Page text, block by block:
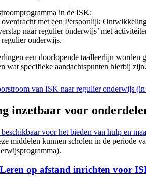
in de ISK;
overdracht met een Persoonlijk
naar regulier onderwijs’ met
regulier onderwijs.
een doorlopende taalleerlijn worden
wat specifieke aandachtspunten hierbij zijn.
van ISK naar regulier onderwijs (in
inzetbaar voor
voor het bieden van hulp en
middelen kunnen scholen in de periode
op afstand inrichten voor